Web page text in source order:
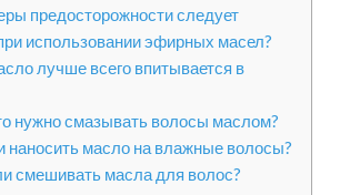
предосторожности следует
использовании эфирных масел?
лучше всего впитывается в
нужно смазывать волосы маслом?
наносить масло на влажные волосы?
смешивать масла для волос?